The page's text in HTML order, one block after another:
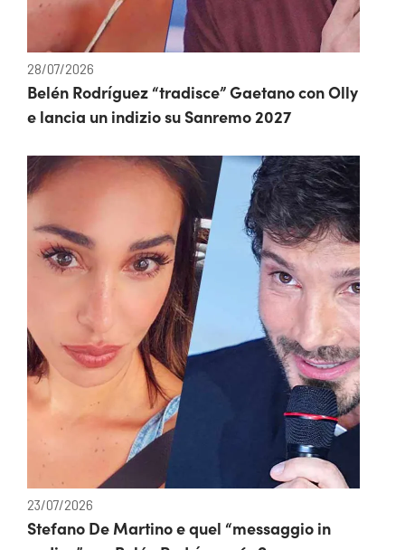
28/07/2026
Belén Rodríguez “tradisce” Gaetano con Olly
e lancia un indizio su Sanremo 2027
23/07/2026
Stefano De Martino e quel “messaggio in